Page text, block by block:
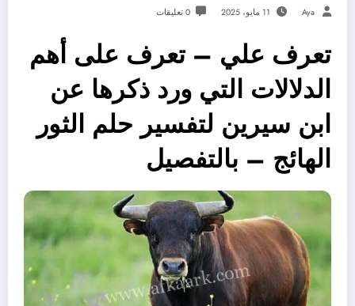
Aya 11 مايو، 2025 0 تعليقات
تعرف علي – تعرف على أهم
الدلالات التي ورد ذكرها عن
ابن سيرين لتفسير حلم الثور
الهائج – بالتفصيل